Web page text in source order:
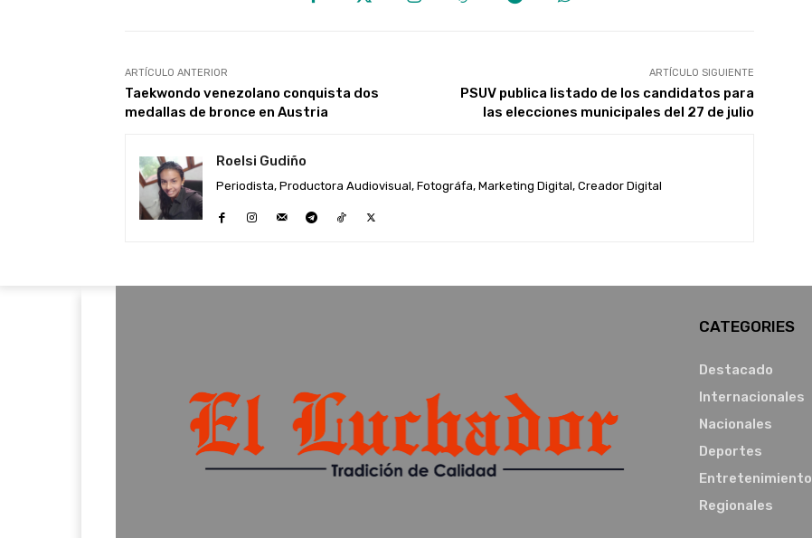
ARTÍCULO ANTERIOR
Taekwondo venezolano conquista dos
medallas de bronce en Austria
ARTÍCULO SIGUIENTE
PSUV publica listado de los candidatos para
las elecciones municipales del 27 de julio
Roelsi Gudiño
Periodista, Productora Audiovisual, Fotográfa, Marketing Digital, Creador Digital
CATEGORIES
Destacado
Internacionales
Nacionales
Deportes
Entretenimiento
Regionales